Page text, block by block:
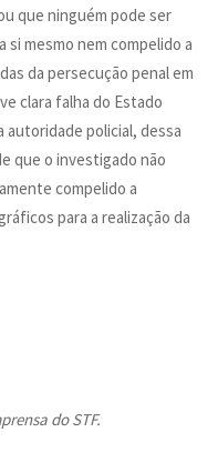
que ninguém pode ser
mesmo nem compelido a
da persecução penal em
clara falha do Estado
autoridade policial, dessa
que o investigado não
compelido a
para a realização da
do STF.